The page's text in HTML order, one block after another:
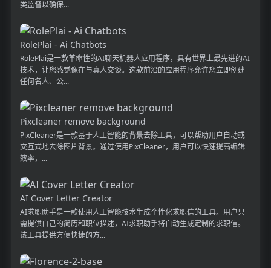
类监督以确保...
RolePlai - Ai Chatbots
RolePlai是一款革命性的AI聊天机器人应用程序，具有世界上最先进的AI
技术，让您感觉像在与真人交谈。这款前沿的应用程序允许您立即创建
任何名人、公...
Pixcleaner remove background
PixCleaner是一款基于人工智能的背景去除工具，可以帮助用户自动或
交互式地去除图片背景。通过使用PixCleaner，用户可以快速提高编辑
效率，...
AI Cover Letter Creator
AI求职助手是一款使用人工智能技术生成个性化求职信的工具。用户只
需提供自己的简历和职位描述，AI求职助手将自动生成定制的求职信。
该工具提供方便快捷的方...